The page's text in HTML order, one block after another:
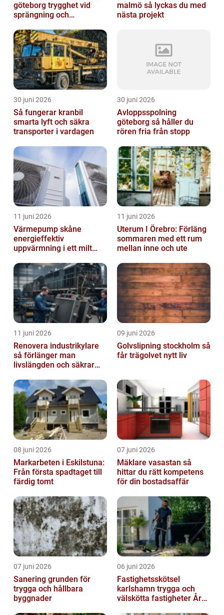
göteborg trygghet vid
sprängning och
malmö så lyckas du med
nästa projekt
30 juni 2026
Så fungerar kranbil
smarta lyft och säkra
transporter i vardagen
30 juni 2026
Avloppsspolning
göteborg så håller du
rören fria från stopp
11 juni 2026
Värmepump skåne
energieffektiv
uppvärmning i ett milt
11 juni 2026
Uterum I Örebro: Förläng
sommaren med ett rum
mellan inne och ute
11 juni 2026
Renovera industrikylare
så förlänger man
livslängden och säkrar
09 juni 2026
Golvslipning stockholm så
får trägolvet nytt liv
08 juni 2026
Markarbeten i Eskilstuna:
Från första spadtaget till
färdig tomt
07 juni 2026
Mäklare vasastan så
hittar du rätt kompetens
för din bostadsaffär
07 juni 2026
Sanering grunden för
trygga och hållbara
byggnader
06 juni 2026
Fastighetsskötsel
karlshamn trygga och
välskötta fastigheter Året